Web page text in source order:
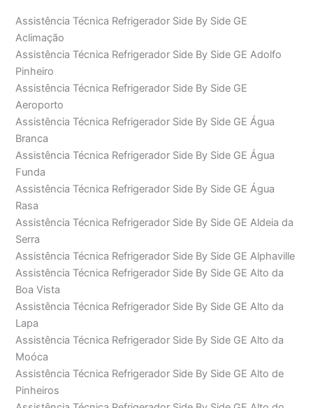
Assistência Técnica Refrigerador Side By Side GE
Aclimação
Assistência Técnica Refrigerador Side By Side GE Adolfo
Pinheiro
Assistência Técnica Refrigerador Side By Side GE
Aeroporto
Assistência Técnica Refrigerador Side By Side GE Água
Branca
Assistência Técnica Refrigerador Side By Side GE Água
Funda
Assistência Técnica Refrigerador Side By Side GE Água
Rasa
Assistência Técnica Refrigerador Side By Side GE Aldeia da
Serra
Assistência Técnica Refrigerador Side By Side GE Alphaville
Assistência Técnica Refrigerador Side By Side GE Alto da
Boa Vista
Assistência Técnica Refrigerador Side By Side GE Alto da
Lapa
Assistência Técnica Refrigerador Side By Side GE Alto da
Moóca
Assistência Técnica Refrigerador Side By Side GE Alto de
Pinheiros